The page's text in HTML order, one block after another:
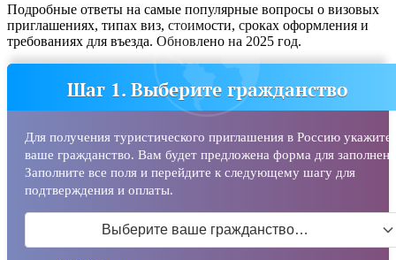
Подробные ответы на самые популярные вопросы о визовых
приглашениях, типах виз, стоимости, сроках оформления и
требованиях для въезда. Обновлено на 2025 год.
Шаг 1. Выберите гражданство
Для получения туристического приглашения в Россию укажите
ваше гражданство. Вам будет предложена форма для
Заполните все поля и перейдите к следующему шагу для
подтверждения и оплаты.
Выберите ваше гражданство…